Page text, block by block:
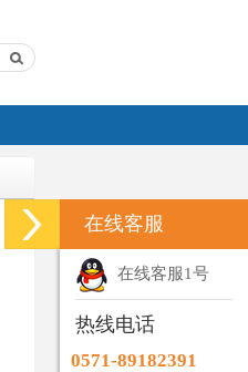
在线客服
在线客服1号
热线电话
0571-89182391